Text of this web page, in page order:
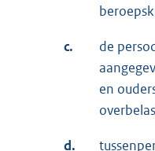
c.
de
en
d.